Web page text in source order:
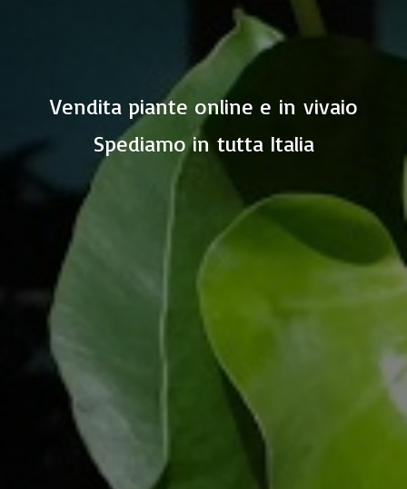
Vendita piante online e in vivaio
Spediamo in tutta Italia